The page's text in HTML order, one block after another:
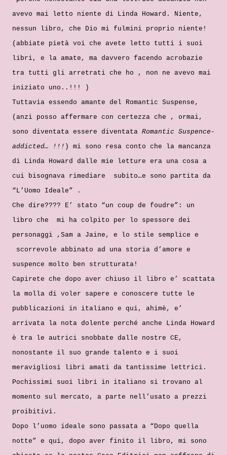
avevo mai letto niente di Linda Howard. Niente,
nessun libro, che Dio mi fulmini proprio niente!
(abbiate pietà voi che avete letto tutti i suoi
libri, e la amate, ma davvero facendo acrobazie
tra tutti gli arretrati che ho , non ne avevo mai
iniziato uno..!!! )
Tuttavia essendo amante del Romantic Suspense,
(anzi posso affermare con certezza che , ormai,
sono diventata essere diventata Romantic Suspence-
addicted… !!! ) mi sono resa conto che la mancanza
di Linda Howard dalle mie letture era una cosa a
cui bisognava rimediare subito…e sono partita da
“L’Uomo Ideale” .
Che dire???? E’ stato “un coup de foudre”: un
libro che mi ha colpito per lo spessore dei
personaggi ,Sam a Jaine, e lo stile semplice e
scorrevole abbinato ad una storia d’amore e
suspence molto ben strutturata!
Capirete che dopo aver chiuso il libro e’ scattata
la molla di voler sapere e conoscere tutte le
pubblicazioni in italiano e qui, ahimè, e’
arrivata la nota dolente perché anche Linda Howard
è tra le autrici snobbate dalle nostre CE,
nonostante il suo grande talento e i suoi
meravigliosi libri amati da tantissime lettrici.
Pochissimi suoi libri in italiano si trovano al
momento sul mercato, a parte nell’usato a prezzi
proibitivi.
Dopo l’uomo ideale sono passata a “Dopo quella
notte” e qui, dopo aver finito il libro, mi sono